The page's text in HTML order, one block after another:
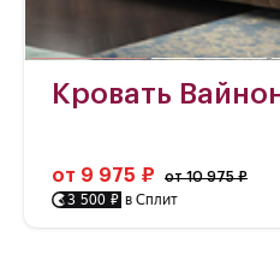
Кровать
от 9 975 ₽ от 10 975 ₽
3 500 ₽ в Сплит